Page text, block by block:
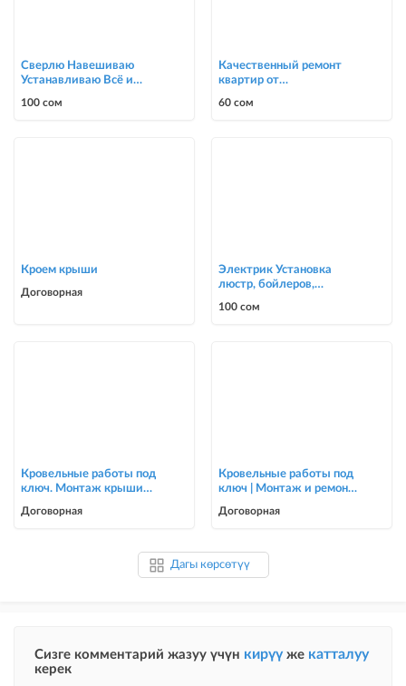
Сверлю Навешиваю
Устанавливаю Всё и
100 сом
Качественный ремонт
квартир от
капитального ремонта до
60 сом
Кроем крыши
Договорная
Электрик Установка
люстр, бойлеров,
0700303090
100 сом
Кровельные работы под
ключ. Монтаж крыши
коттеджей
Договорная
Кровельные работы под
ключ | Монтаж и ремонт
Договорная
Дагы көрсөтүү
Сизге комментарий жазуу үчүн кирүү же катталуу
керек